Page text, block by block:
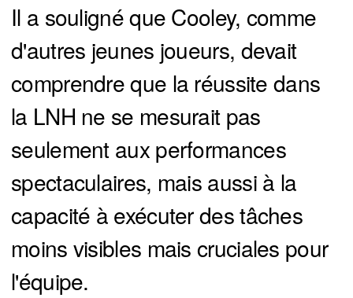
Il a souligné que Cooley, comme
d'autres jeunes joueurs, devait
comprendre que la réussite dans
la LNH ne se mesurait pas
seulement aux performances
spectaculaires, mais aussi à la
capacité à exécuter des tâches
moins visibles mais cruciales pour
l'équipe.